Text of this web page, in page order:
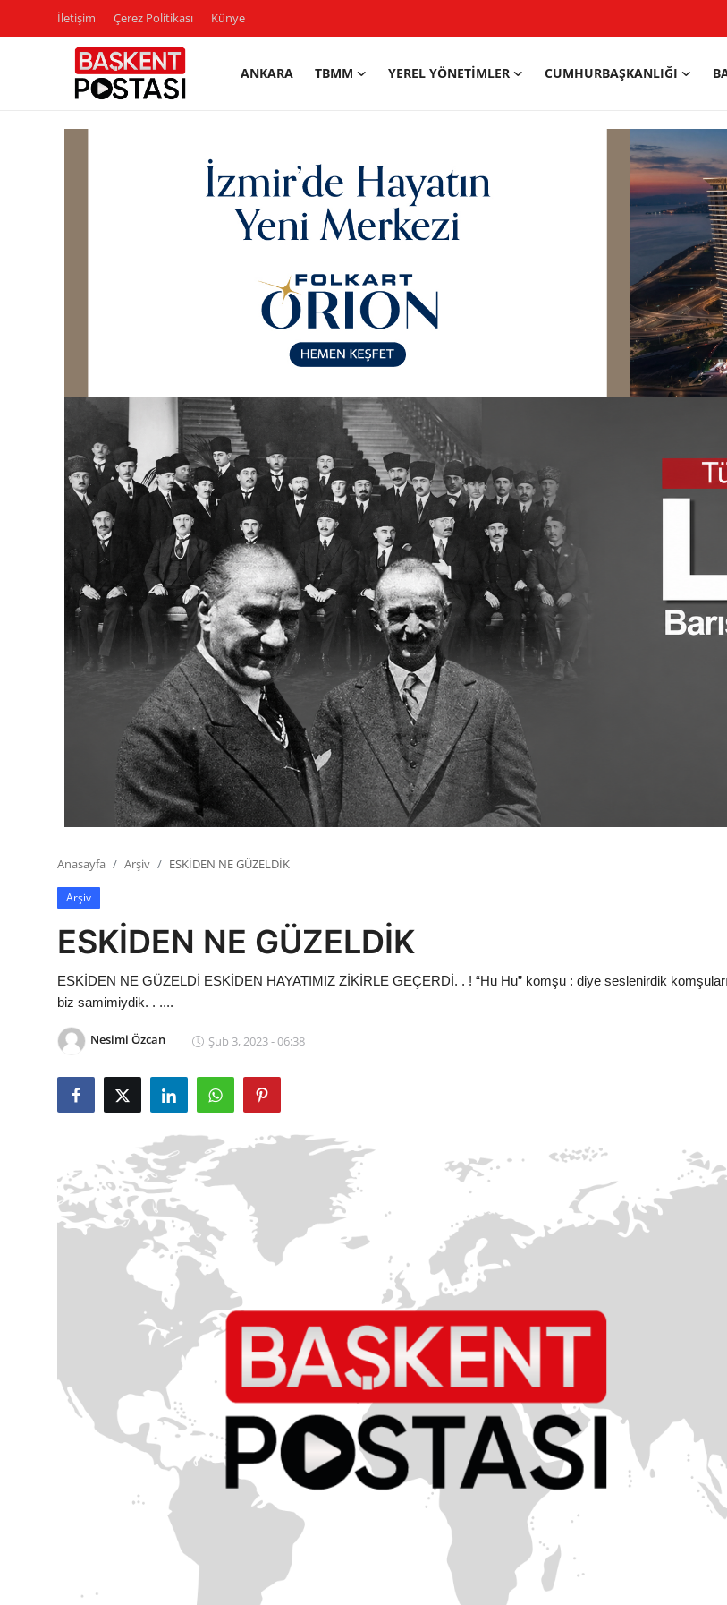
İletişim Çerez Politikası Künye
ANKARA TBMM YEREL YÖNETIMLER CUMHURBAŞKANLIĞI
Bakanlıklar
Siyasi Partiler
Mülki İdare
Toplum ve Yaşam
Sivil Toplum Kuruluşları
Kamu Kurumları ve Üst Kurullar
Anasayfa Arşiv ESKİDEN NE GÜZELDİK
Arşiv
ESKİDEN NE GÜZELDİK
ESKİDEN NE GÜZELDİ ESKİDEN HAYATIMIZ ZİKİRLE GEÇERDİ. . ! “Hu Hu” komşu : diye seslenirdik
biz samimiydik. . ....
Nesimi Özcan Şub 3, 2023 - 06:38